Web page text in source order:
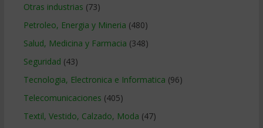
Otras industrias (73)
Petroleo, Energia y Mineria (480)
Salud, Medicina y Farmacia (348)
Seguridad (43)
Tecnologia, Electronica e Informatica (96)
Telecomunicaciones (405)
Textil, Vestido, Calzado, Moda (47)